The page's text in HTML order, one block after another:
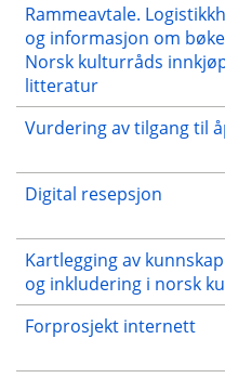
Rammeavtale.
og informasjon om
Norsk kulturråds
litteratur
Vurdering av tilgang til
Digital resepsjon
Kartlegging av
og inkludering i norsk
Forprosjekt internett